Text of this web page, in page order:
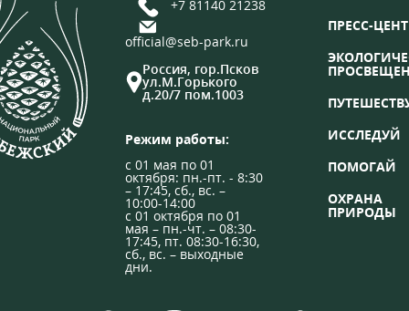
+7 81140 21238
official@seb-park.ru
Россия, гор.Псков
ул.М.Горького
д.20/7 пом.1003
Режим работы:
с 01 мая по 01
октября: пн.-пт. - 8:30
– 17:45, сб., вс. –
10:00-14:00
с 01 октября по 01
мая – пн.-чт. – 08:30-
17:45, пт. 08:30-16:30,
сб., вс. – выходные
дни.
ПРЕСС-
ИССЛЕДУЙ
ПОМОГАЙ
ОХРАНА
ПРИРОДЫ